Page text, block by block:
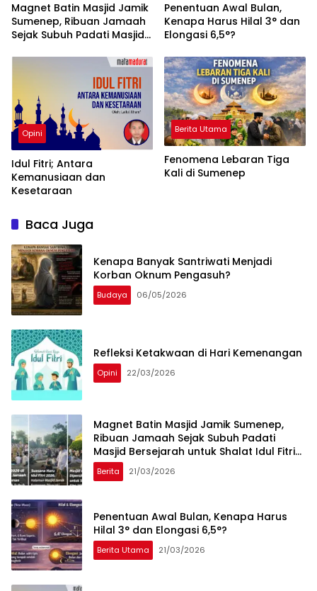
Magnet Batin Masjid Jamik
Sumenep, Ribuan Jamaah
Sejak Subuh Padati Masjid
Idul Fitri 2026
Penentuan Awal Bulan,
Kenapa Harus Hilal 3° dan
Elongasi 6,5°?
Opini
Idul Fitri; Antara
Kemanusiaan dan
Kesetaraan
Berita Utama
Fenomena Lebaran Tiga
Kali di Sumenep
Baca Juga
Kenapa Banyak Santriwati Menjadi
Korban Oknum Pengasuh?
Budaya 06/05/2026
Refleksi Ketakwaan di Hari Kemenangan
Opini 22/03/2026
Magnet Batin Masjid Jamik Sumenep,
Ribuan Jamaah Sejak Subuh Padati
Masjid Bersejarah untuk Shalat Idul Fitri
2026
Berita 21/03/2026
Penentuan Awal Bulan, Kenapa Harus
Hilal 3° dan Elongasi 6,5°?
Berita Utama 21/03/2026